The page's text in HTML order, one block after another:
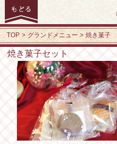
TOP グランドメニュー 焼き菓子
焼き菓子セット